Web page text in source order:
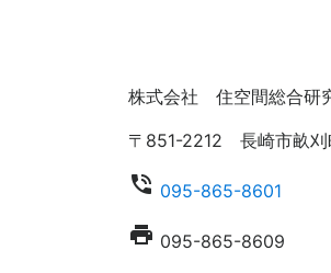
株式会社 住空間総合研
〒851-2212 長崎市畝刈
phone_in_talk 095-865-8601
local_printshop 095-865-8609